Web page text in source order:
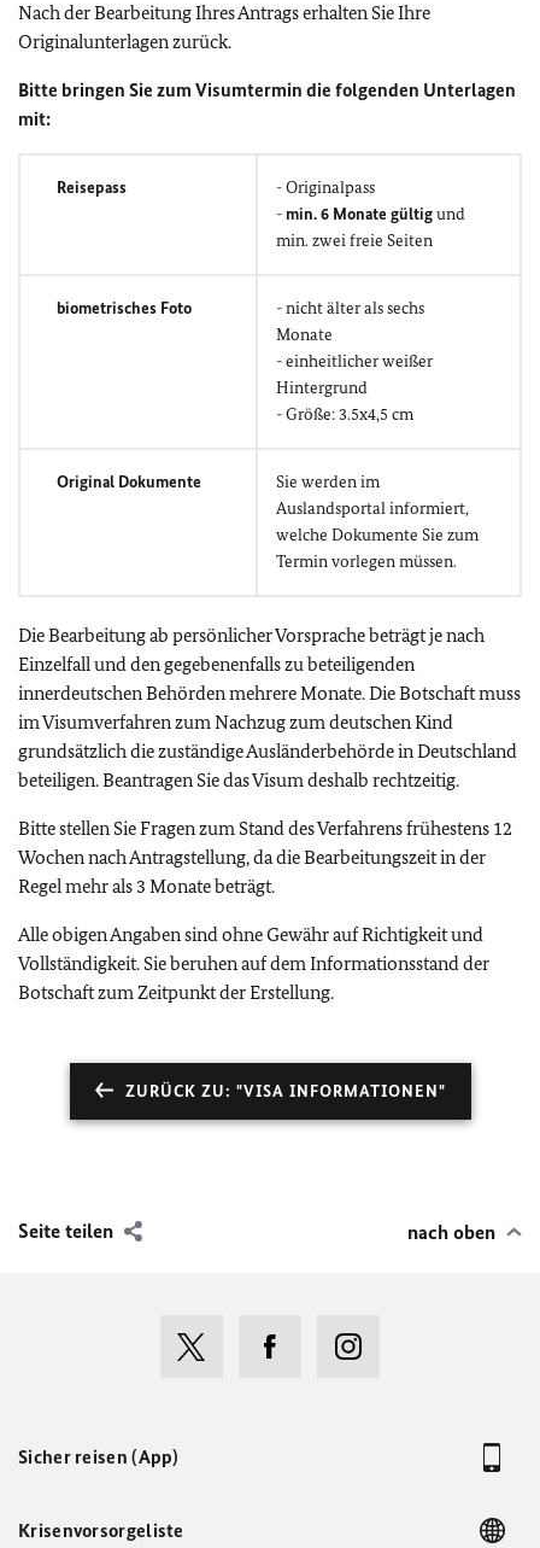
Nach der Bearbeitung Ihres Antrags erhalten Sie Ihre
Originalunterlagen zurück.
Bitte bringen Sie zum Visumtermin die folgenden Unterlagen
mit:
Reisepass
- Originalpass
-min. 6 Monate gültigund
min. zwei freie Seiten
biometrisches Foto
- nicht älter als sechs
Monate
- einheitlicher weißer
Hintergrund
- Größe: 3.5x4,5 cm
Original Dokumente
Sie werden im
Auslandsportal informiert,
welche Dokumente Sie zum
Termin vorlegen müssen.
Die Bearbeitung ab persönlicher Vorsprache beträgt je nach
Einzelfall und den gegebenenfalls zu beteiligenden
innerdeutschen Behörden mehrere Monate. Die Botschaft muss
im Visumverfahren zum Nachzug zum deutschen Kind
grundsätzlich die zuständige Ausländerbehörde in Deutschland
beteiligen. Beantragen Sie das Visum deshalb rechtzeitig.
Bitte stellen Sie Fragen zum Stand des Verfahrens frühestens 12
Wochen nach Antragstellung, da die Bearbeitungszeit in der
Regel mehr als 3 Monate beträgt.
Alle obigen Angaben sind ohne Gewähr auf Richtigkeit und
Vollständigkeit. Sie beruhen auf dem Informationsstand der
Botschaft zum Zeitpunkt der Erstellung.
ZURÜCK ZU: "VISA INFORMATIONEN"
Seite teilen nach oben
Sicher reisen (App)
Krisenvorsorgeliste